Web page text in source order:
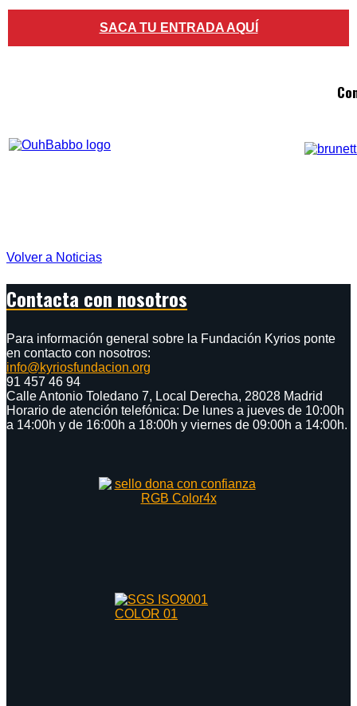
SACA TU ENTRADA AQUÍ
Volver a Noticias
Contacta con nosotros
Para información general sobre la Fundación Kyrios ponte
en contacto con nosotros:
info@kyriosfundacion.org
91 457 46 94
Calle Antonio Toledano 7, Local Derecha, 28028 Madrid
Horario de atención telefónica: De lunes a jueves de 10:00h
a 14:00h y de 16:00h a 18:00h y viernes de 09:00h a 14:00h.